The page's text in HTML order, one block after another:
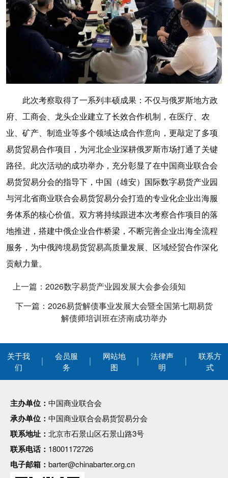
此次考察取得了一系列丰硕成果：不仅与俄罗斯地方政
府、工商会、龙头企业建立了长效合作机制，在医疗、农
业、矿产、制造业等多个领域达成合作意向，更敲定了多项
易货贸易合作项目，为河北企业深耕俄罗斯市场打通了关键
路径。此次活动的成功举办，充分彰显了在中国商业联合会
易货贸易分会的指导下，中国（雄安）国际数字易货产业园
与河北省商业联合会易货贸易分会打造的专业化企业出海服
务体系的核心价值。双方将持续跟进本次考察合作项目的落
地推进，搭建中俄企业合作桥梁，不断完善企业出海全流程
服务，为中俄跨境易货贸易高质量发展、区域经贸合作深化
贡献力量。
上一篇：2026数字易货产业园发展大会参会须知
下一篇：2026易货解债事业发展大会暨全国第七期易货
解债师培训班在济南成功举办
关于我
们
会员服
务
网站地
图
法律声
明
联系方
式
主办单位： 中国商业联合会
承办单位： 中国商业联合会易货贸易分会
联系地址： 北京市石景山区石景山路3号
联系电话： 18001172726
电子邮箱： barter@chinabarter.org.cn